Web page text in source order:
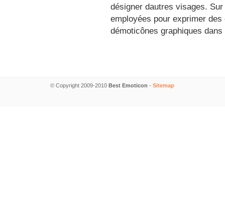
désigner dautres visages.
employées pour exprimer
démoticônes graphiques
© Copyright 2009-2010 Best Emoticon - Sitemap